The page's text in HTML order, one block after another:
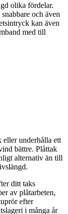
olika fördelar.
och även
kan även
med till
eller underhålla ett
bättre. Plåttak
alternativ än till
ditt taks
av plåtarbeten,
efter
i många år